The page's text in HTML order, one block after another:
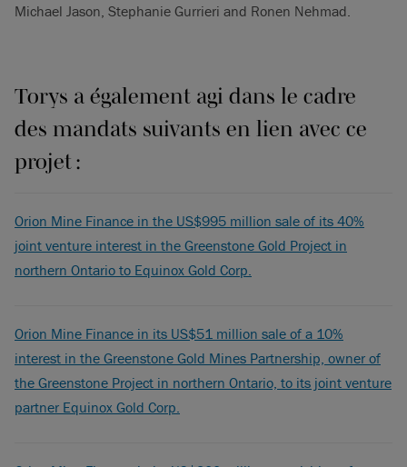
Michael Jason, Stephanie Gurrieri and Ronen Nehmad.
Torys a également agi dans le cadre
des mandats suivants en lien avec ce
projet :
Orion Mine Finance in the US$995 million sale of its 40%
joint venture interest in the Greenstone Gold Project in
northern Ontario to Equinox Gold Corp.
Orion Mine Finance in its US$51 million sale of a 10%
interest in the Greenstone Gold Mines Partnership, owner of
the Greenstone Project in northern Ontario, to its joint venture
partner Equinox Gold Corp.